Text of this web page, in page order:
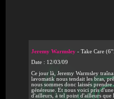
Jeremy Warmsley - Take Care
Date : 12/03/09
Ce jour là, Jeremy Warmsley
lavomatik nous tendait les bras,
nous sommes donc laissés
généreuse. Et nous voici pris
d'ailleurs, à tel point d'ailleurs